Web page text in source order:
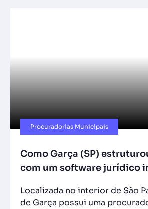
Procuradorias Municipais
Como Garça (SP)
com um software jurídico
Localizada no interior de São
de Garça possui uma